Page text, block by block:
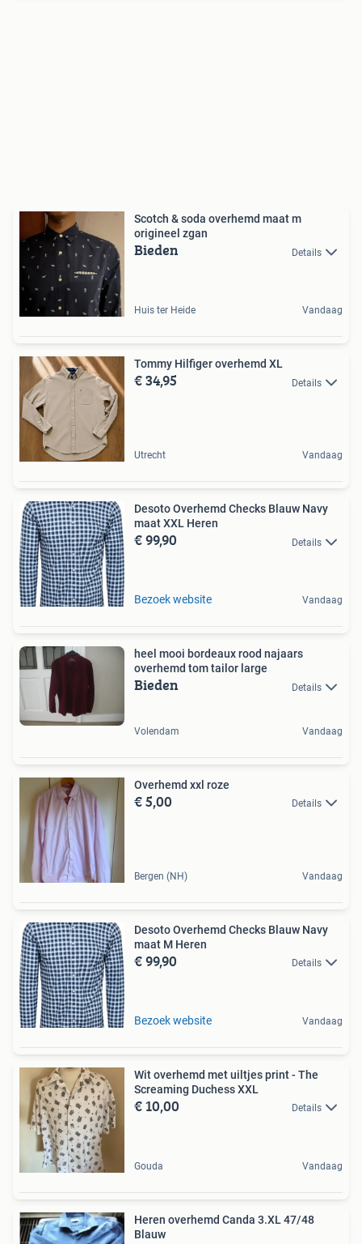
Scotch & soda overhemd maat m
origineel zgan
Bieden Details
Huis ter Heide Vandaag
Tommy Hilfiger overhemd XL
€ 34,95 Details
Utrecht Vandaag
Desoto Overhemd Checks Blauw Navy
maat XXL Heren
€ 99,90 Details
Bezoek website Vandaag
heel mooi bordeaux rood najaars
overhemd tom tailor large
Bieden Details
Volendam Vandaag
Overhemd xxl roze
€ 5,00 Details
Bergen (NH) Vandaag
Desoto Overhemd Checks Blauw Navy
maat M Heren
€ 99,90 Details
Bezoek website Vandaag
Wit overhemd met uiltjes print - The
Screaming Duchess XXL
€ 10,00 Details
Gouda Vandaag
Heren overhemd Canda 3.XL 47/48
Blauw